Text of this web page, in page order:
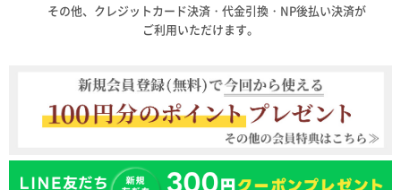
その他、クレジットカード決済・代金引換・NP後払い決済が
ご利用いただけます。